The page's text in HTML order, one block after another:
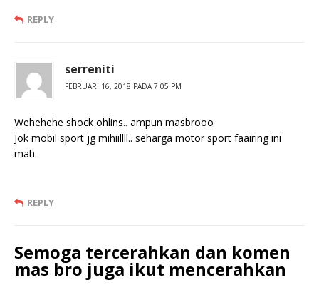
REPLY
serreniti
FEBRUARI 16, 2018 PADA 7:05 PM
Wehehehe shock ohlins.. ampun masbrooo
Jok mobil sport jg mihiillll.. seharga motor sport faairing ini
mah..
REPLY
Semoga tercerahkan dan komen
mas bro juga ikut mencerahkan